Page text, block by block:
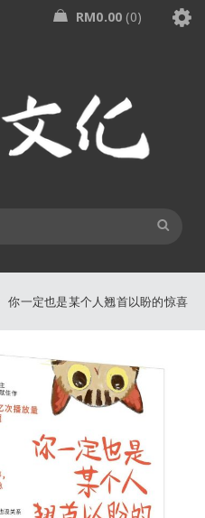
RM0.00 0
你一定也是某个人翘首以盼的惊喜